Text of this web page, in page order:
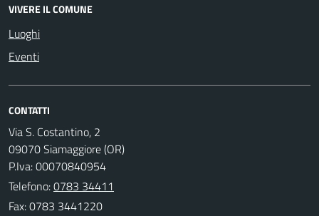
VIVERE IL COMUNE
Luoghi
Eventi
CONTATTI
Via S. Costantino, 2
09070 Siamaggiore (OR)
P.Iva: 00070840954
Telefono:0783 34411
Fax: 0783 3441220